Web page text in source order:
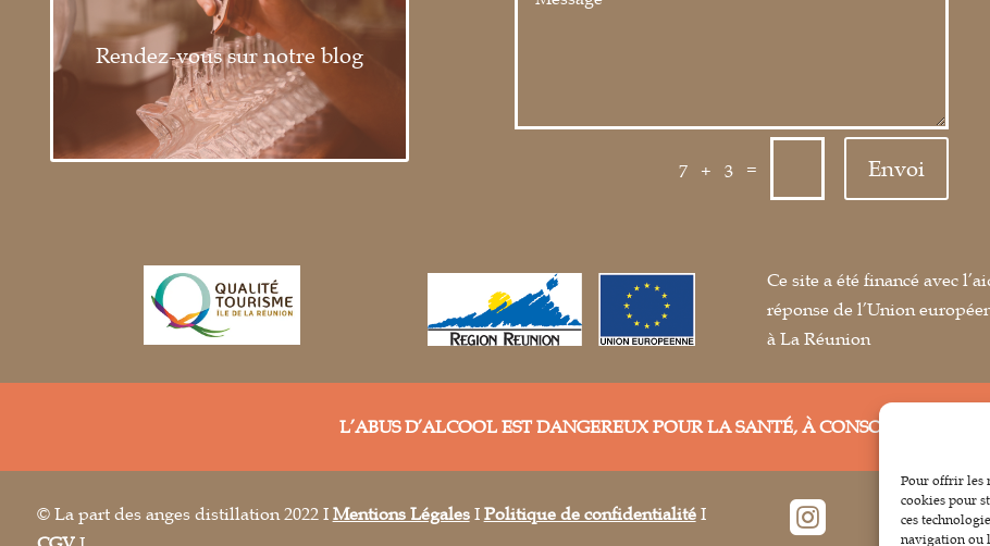
Pour offrir les
cookies pour
ces
navigation ou
Rendez-vous sur notre blog
7 + 3 = Envoi
Ce site a été financé avec
réponse de l’Union
à La Réunion
L’ABUS D’ALCOOL EST DANGEREUX POUR LA SANTÉ, À CONSOMMER
© La part des anges distillation 2022 I Mentions LégalesI Politique de confidentialitéI
